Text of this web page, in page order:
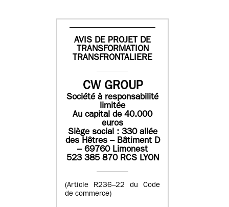
AVIS DE PROJET DE
TRANSFORMATION
TRANSFRONTALIERE
CW GROUP
Société à responsabilité
limitée
Au capital de 40.000
euros
Siège social : 330 allée
des Hêtres – Bâtiment D
– 69760 Limonest
523 385 870 RCS LYON
(Article R236–22 du Code
de commerce)